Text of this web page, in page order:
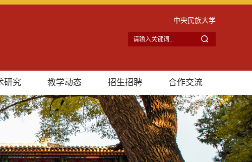
中央民族大学
研究 教学动态 招生招聘 合作交流